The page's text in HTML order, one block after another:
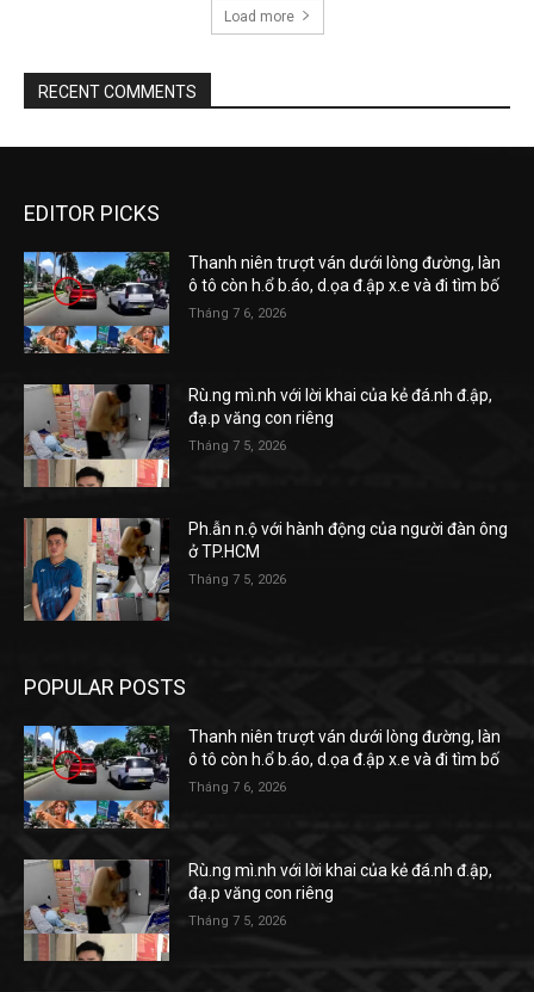
Load more
RECENT COMMENTS
EDITOR PICKS
Thanh niên trượt ván dưới lòng đường, làn
ô tô còn h.ổ b.áo, d.ọa đ.ập x.e và đi tìm bố
Tháng 7 6, 2026
Rù.ng mì.nh với lời khai của kẻ đá.nh đ.ập,
đạ.p văng con riêng
Tháng 7 5, 2026
Ph.ẫn n.ộ với hành động của người đàn ông
ở TP.HCM
Tháng 7 5, 2026
POPULAR POSTS
Thanh niên trượt ván dưới lòng đường, làn
ô tô còn h.ổ b.áo, d.ọa đ.ập x.e và đi tìm bố
Tháng 7 6, 2026
Rù.ng mì.nh với lời khai của kẻ đá.nh đ.ập,
đạ.p văng con riêng
Tháng 7 5, 2026